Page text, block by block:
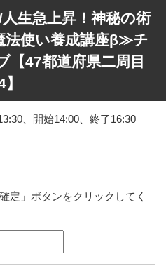
生急上昇！神秘の術
使い養成講座β≫チ
【47都道府県二周目
】
、開始14:00、終了16:30
定」ボタンをクリックしてく